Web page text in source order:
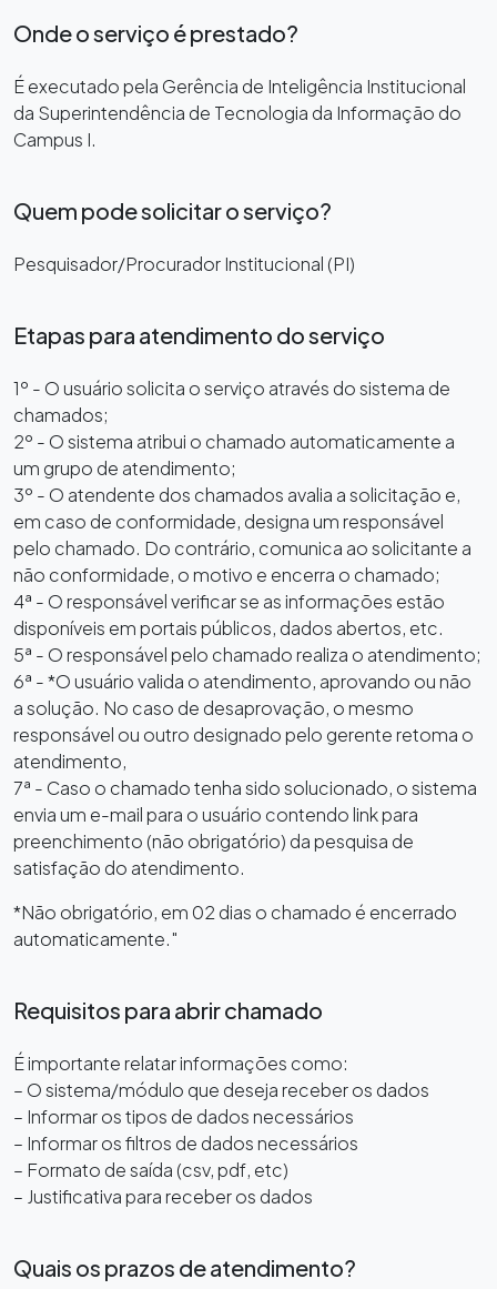
Onde o serviço é prestado?
É executado pela Gerência de Inteligência Institucional
da Superintendência de Tecnologia da Informação do
Campus I.
Quem pode solicitar o serviço?
Pesquisador/Procurador Institucional (PI)
Etapas para atendimento do serviço
1º - O usuário solicita o serviço através do sistema de
chamados;
2º - O sistema atribui o chamado automaticamente a
um grupo de atendimento;
3º - O atendente dos chamados avalia a solicitação e,
em caso de conformidade, designa um responsável
pelo chamado. Do contrário, comunica ao solicitante a
não conformidade, o motivo e encerra o chamado;
4ª - O responsável verificar se as informações estão
disponíveis em portais públicos, dados abertos, etc.
5ª - O responsável pelo chamado realiza o atendimento;
6ª - *O usuário valida o atendimento, aprovando ou não
a solução. No caso de desaprovação, o mesmo
responsável ou outro designado pelo gerente retoma o
atendimento,
7ª - Caso o chamado tenha sido solucionado, o sistema
envia um e-mail para o usuário contendo link para
preenchimento (não obrigatório) da pesquisa de
satisfação do atendimento.
*Não obrigatório, em 02 dias o chamado é encerrado
automaticamente."
Requisitos para abrir chamado
É importante relatar informações como:
– O sistema/módulo que deseja receber os dados
– Informar os tipos de dados necessários
– Informar os filtros de dados necessários
– Formato de saída (csv, pdf, etc)
– Justificativa para receber os dados
Quais os prazos de atendimento?